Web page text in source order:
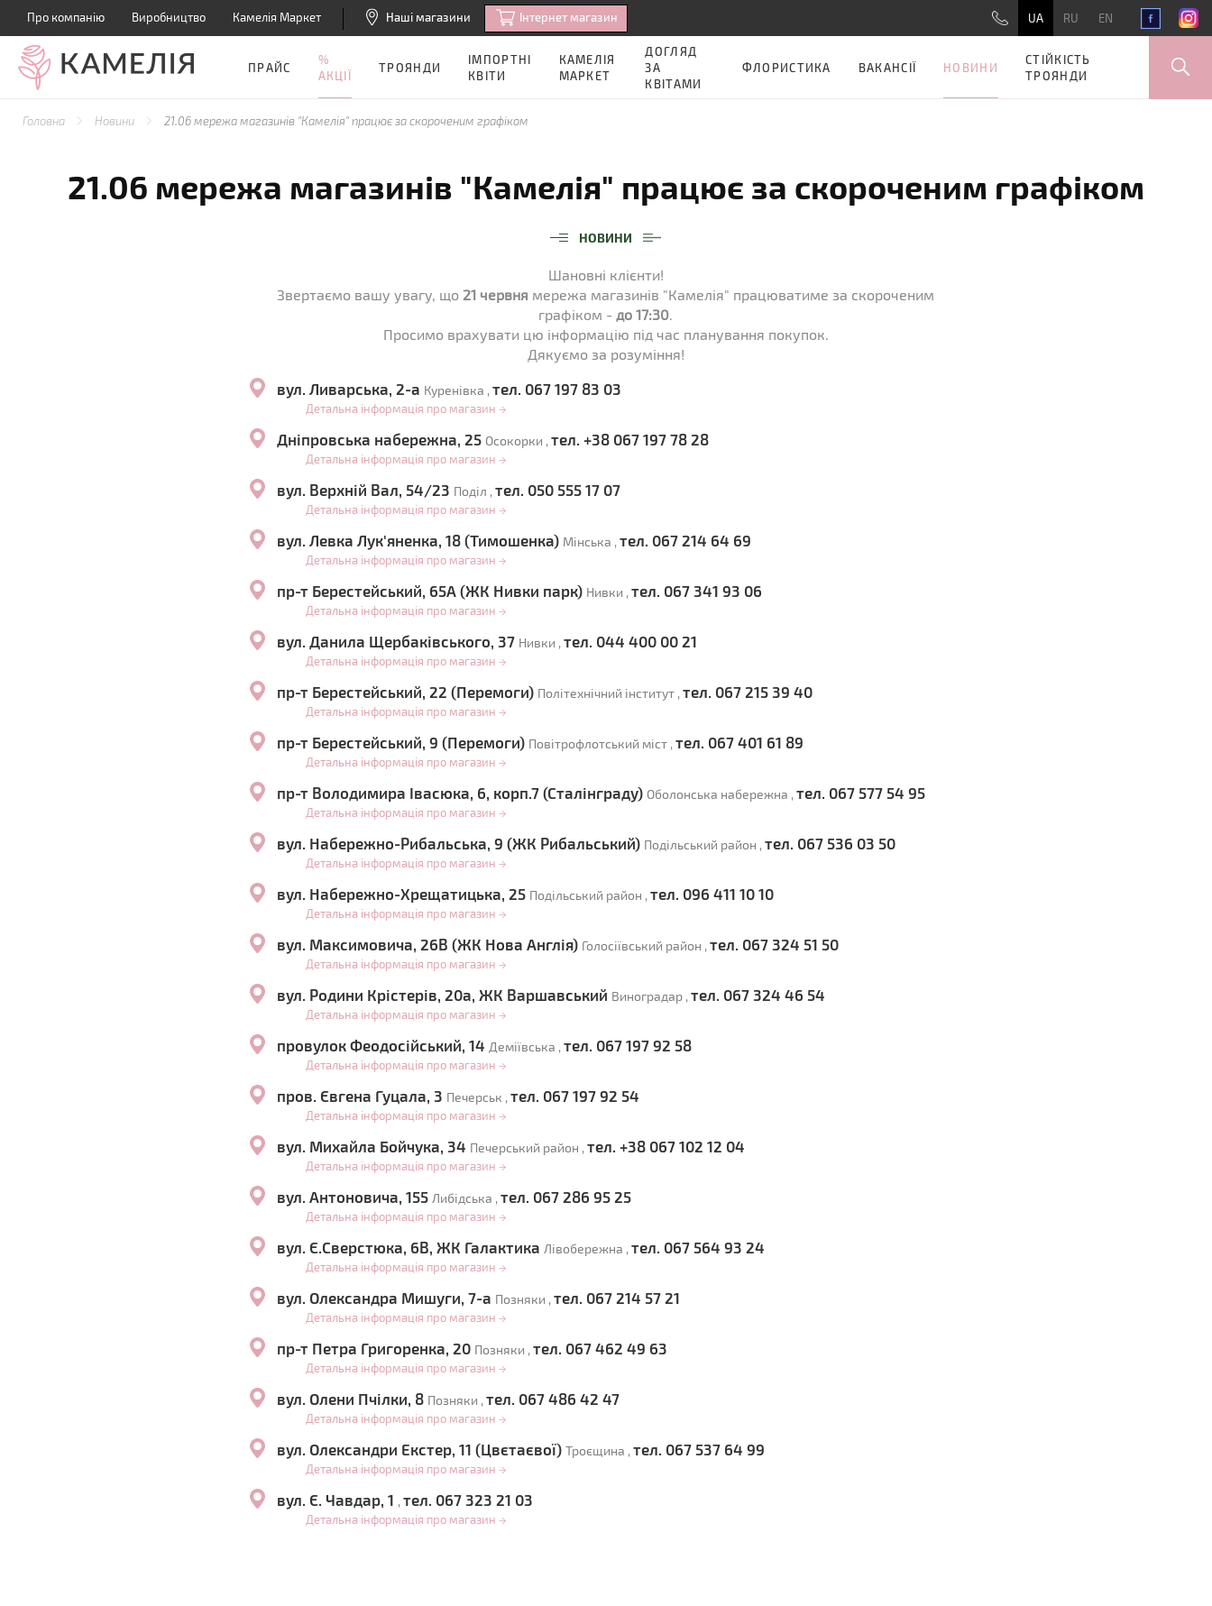
Про компанію Виробництво Камелія Маркет Наші магазини Iнтернет магазин UA RU EN
ПРАЙС
%
АКЦІЇ
ТРОЯНДИ
ІМПОРТНІ
КВІТИ
КАМЕЛІЯ
МАРКЕТ
ДОГЛЯД
ЗА
КВІТАМИ
ФЛОРИСТИКА ВАКАНСІЇ НОВИНИ
СТІЙКІСТЬ
ТРОЯНДИ
Головна Новини 21.06 мережа магазинів "Камелія" працює за скороченим графіком
21.06 мережа магазинів "Камелія" працює за скороченим графіком
НОВИНИ
Шановні клієнти!
Звертаємо вашу увагу, що 21 червня мережа магазинів "Камелія" працюватиме за скороченим
графіком -до 17:30.
Просимо врахувати цю інформацію під час планування покупок.
Дякуємо за розуміння!
вул. Ливарська, 2-а Куренівка , тел. 067 197 83 03
Детальна інформація про магазин →
Дніпровська набережна, 25 Осокорки , тел. +38 067 197 78 28
Детальна інформація про магазин →
вул. Верхній Вал, 54/23 Поділ , тел. 050 555 17 07
Детальна інформація про магазин →
вул. Левка Лук'яненка, 18 (Тимошенка) Мінська , тел. 067 214 64 69
Детальна інформація про магазин →
пр-т Берестейський, 65А (ЖК Нивки парк) Нивки , тел. 067 341 93 06
Детальна інформація про магазин →
вул. Данила Щербаківського, 37 Нивки , тел. 044 400 00 21
Детальна інформація про магазин →
пр-т Берестейський, 22 (Перемоги) Політехнічний інститут , тел. 067 215 39 40
Детальна інформація про магазин →
пр-т Берестейський, 9 (Перемоги) Повітрофлотський міст , тел. 067 401 61 89
Детальна інформація про магазин →
пр-т Володимира Івасюка, 6, корп.7 (Сталінграду) Оболонська набережна , тел. 067 577 54 95
Детальна інформація про магазин →
вул. Набережно-Рибальська, 9 (ЖК Рибальський) Подільський район , тел. 067 536 03 50
Детальна інформація про магазин →
вул. Набережно-Хрещатицька, 25 Подільський район , тел. 096 411 10 10
Детальна інформація про магазин →
вул. Максимовича, 26В (ЖК Нова Англія) Голосіївський район , тел. 067 324 51 50
Детальна інформація про магазин →
вул. Родини Крістерів, 20а, ЖК Варшавський Виноградар , тел. 067 324 46 54
Детальна інформація про магазин →
провулок Феодосійський, 14 Деміївська , тел. 067 197 92 58
Детальна інформація про магазин →
пров. Євгена Гуцала, 3 Печерськ , тел. 067 197 92 54
Детальна інформація про магазин →
вул. Михайла Бойчука, 34 Печерський район , тел. +38 067 102 12 04
Детальна інформація про магазин →
вул. Антоновича, 155 Либідська , тел. 067 286 95 25
Детальна інформація про магазин →
вул. Є.Сверстюка, 6В, ЖК Галактика Лівобережна , тел. 067 564 93 24
Детальна інформація про магазин →
вул. Олександра Мишуги, 7-а Позняки , тел. 067 214 57 21
Детальна інформація про магазин →
пр-т Петра Григоренка, 20 Позняки , тел. 067 462 49 63
Детальна інформація про магазин →
вул. Олени Пчілки, 8 Позняки , тел. 067 486 42 47
Детальна інформація про магазин →
вул. Олександри Екстер, 11 (Цвєтаєвої) Троєщина , тел. 067 537 64 99
Детальна інформація про магазин →
вул. Є. Чавдар, 1 , тел. 067 323 21 03
Детальна інформація про магазин →